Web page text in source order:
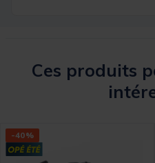
Ces produits
-40%